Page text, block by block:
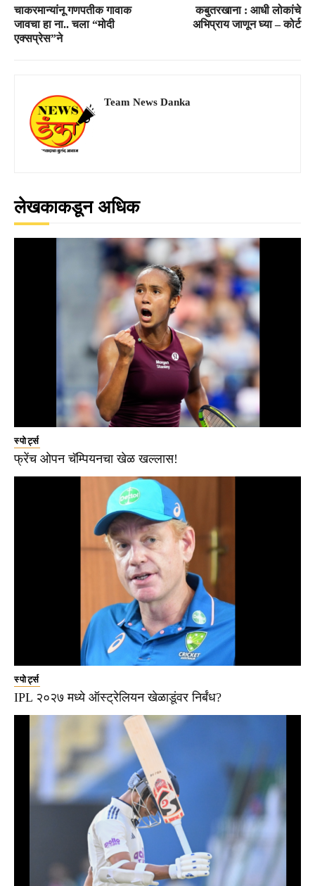
चाकरमान्यांनू गणपतीक गावाक
जावचा हा ना.. चला “मोदी
एक्सप्रेस”ने
कबुतरखाना : आधी लोकांचे
अभिप्राय जाणून घ्या – कोर्ट
Team News Danka
लेखकाकडून अधिक
स्पोर्ट्स
फ्रेंच ओपन चॅम्पियनचा खेळ खल्लास!
स्पोर्ट्स
IPL २०२७ मध्ये ऑस्ट्रेलियन खेळाडूंवर निर्बंध?